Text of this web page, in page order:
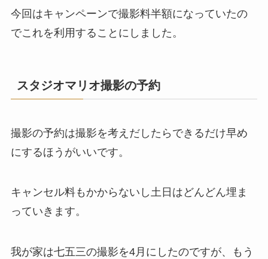
今回はキャンペーンで撮影料半額になっていたの
でこれを利用することにしました。
スタジオマリオ撮影の予約
撮影の予約は撮影を考えだしたらできるだけ早め
にするほうがいいです。
キャンセル料もかからないし土日はどんどん埋ま
っていきます。
我が家は七五三の撮影を4月にしたのですが、もう